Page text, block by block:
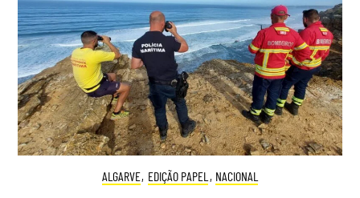
ALGARVE, EDIÇÃO PAPEL , NACIONAL